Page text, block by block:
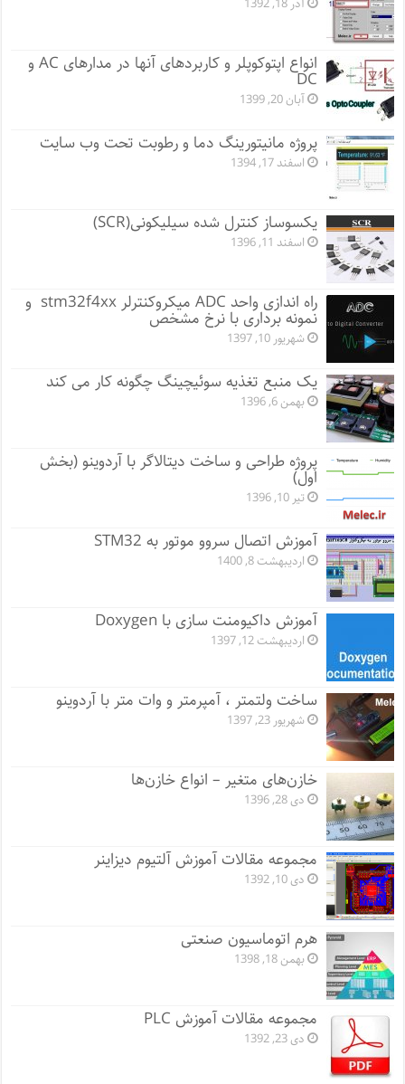
انواع اپتوکوپلر و کاربردهای آنها در مدارهای AC و
DC
آبان 20, 1399
پروژه مانيتورينگ دما و رطوبت تحت وب سایت
اسفند 17, 1394
یکسوساز کنترل شده سیلیکونی(SCR)
اسفند 11, 1396
راه اندازی واحد ADC میکروکنترلر stm32f4xx و
نمونه برداری با نرخ مشخص
شهریور 10, 1397
یک منبع تغذیه سوئیچینگ چگونه کار می کند
بهمن 6, 1396
پروژه طراحی و ساخت دیتالاگر با آردوینو (بخش
اول)
تیر 10, 1396
آموزش اتصال سروو موتور به STM32
اردیبهشت 8, 1400
آموزش داکیومنت سازی با Doxygen
اردیبهشت 12, 1397
ساخت ولتمتر ، آمپرمتر و وات متر با آردوینو
شهریور 23, 1397
خازن‌های متغیر – انواع خازن‌ها
دی 28, 1396
مجموعه مقالات آموزش آلتیوم دیزاینر
دی 10, 1392
هرم اتوماسیون صنعتی
بهمن 18, 1398
مجموعه مقالات آموزش PLC
دی 23, 1392